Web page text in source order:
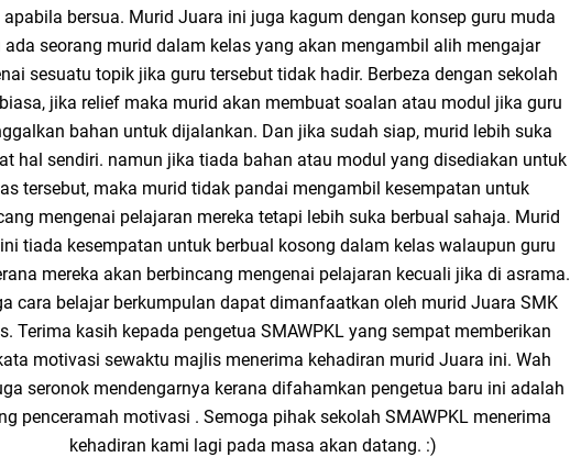
bersua. Murid Juara ini juga kagum dengan konsep guru muda
ada seorang murid dalam kelas yang akan mengambil alih mengajar
sesuatu topik jika guru tersebut tidak hadir. Berbeza dengan sekolah
jika relief maka murid akan membuat soalan atau modul jika guru
bahan untuk dijalankan. Dan jika sudah siap, murid lebih suka
hal sendiri. namun jika tiada bahan atau modul yang disediakan untuk
tersebut, maka murid tidak pandai mengambil kesempatan untuk
mengenai pelajaran mereka tetapi lebih suka berbual sahaja. Murid
tiada kesempatan untuk berbual kosong dalam kelas walaupun guru
mereka akan berbincang mengenai pelajaran kecuali jika di asrama.
cara belajar berkumpulan dapat dimanfaatkan oleh murid Juara SMK
Terima kasih kepada pengetua SMAWPKL yang sempat memberikan
motivasi sewaktu majlis menerima kehadiran murid Juara ini. Wah
seronok mendengarnya kerana difahamkan pengetua baru ini adalah
penceramah motivasi . Semoga pihak sekolah SMAWPKL menerima
kehadiran kami lagi pada masa akan datang. :)